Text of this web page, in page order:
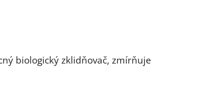
biologický zklidňovač, zmírňuje